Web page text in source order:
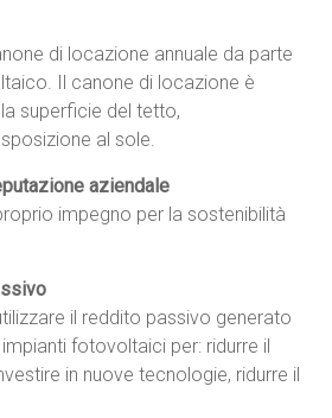
di locazione annuale da parte
Il canone di locazione è
superficie del tetto,
al sole.
aziendale
impegno per la sostenibilità
il reddito passivo generato
fotovoltaici per: ridurre il
in nuove tecnologie, ridurre il